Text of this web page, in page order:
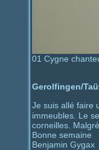
01 Cygne
Gerolfingen/
Je suis allé faire
immeubles. Le
corneilles.
Bonne semaine
Benjamin Gygax